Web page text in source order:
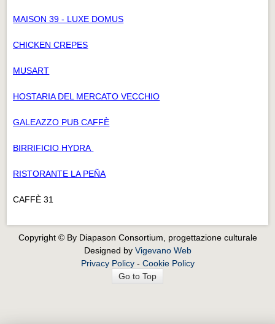
MAISON 39 - LUXE DOMUS
CHICKEN CREPES
MUSART
HOSTARIA DEL MERCATO VECCHIO
GALEAZZO PUB CAFFÈ
BIRRIFICIO HYDRA
RISTORANTE LA PEÑA
CAFFÈ 31
Copyright © By Diapason Consortium, progettazione culturale
Designed by Vigevano Web
Privacy Policy- Cookie Policy
Go to Top